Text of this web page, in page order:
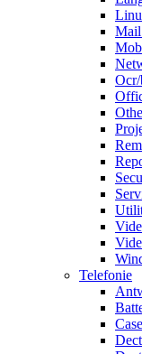
Mail
Ocr/
Telefonie